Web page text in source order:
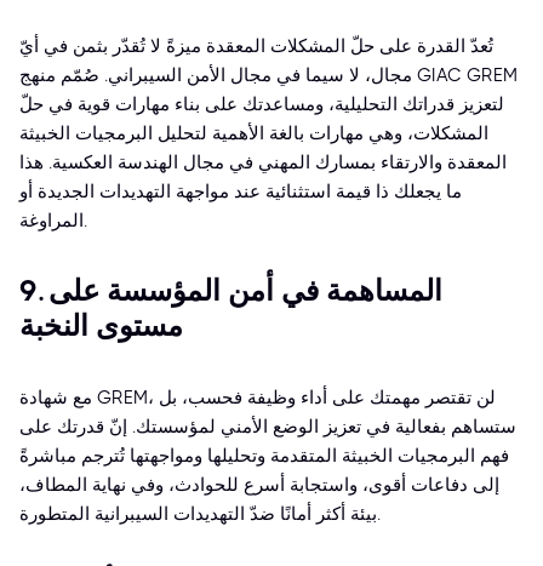
تُعدّ القدرة على حلّ المشكلات المعقدة ميزةً لا تُقدّر بثمن في أيّ
مجال، لا سيما في مجال الأمن السيبراني. صُمّم منهج GIAC GREM
لتعزيز قدراتك التحليلية، ومساعدتك على بناء مهارات قوية في حلّ
المشكلات، وهي مهارات بالغة الأهمية لتحليل البرمجيات الخبيثة
المعقدة والارتقاء بمسارك المهني في مجال الهندسة العكسية. هذا
ما يجعلك ذا قيمة استثنائية عند مواجهة التهديدات الجديدة أو
المراوغة.
9. المساهمة في أمن المؤسسة على
مستوى النخبة
مع شهادة GREM، لن تقتصر مهمتك على أداء وظيفة فحسب، بل
ستساهم بفعالية في تعزيز الوضع الأمني لمؤسستك. إنّ قدرتك على
فهم البرمجيات الخبيثة المتقدمة وتحليلها ومواجهتها تُترجم مباشرةً
إلى دفاعات أقوى، واستجابة أسرع للحوادث، وفي نهاية المطاف،
بيئة أكثر أمانًا ضدّ التهديدات السيبرانية المتطورة.